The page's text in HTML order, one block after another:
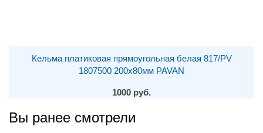
Кельма платиковая прямоугольная белая 817/PV
1807500 200х80мм PAVAN
1000 руб.
Вы ранее смотрели